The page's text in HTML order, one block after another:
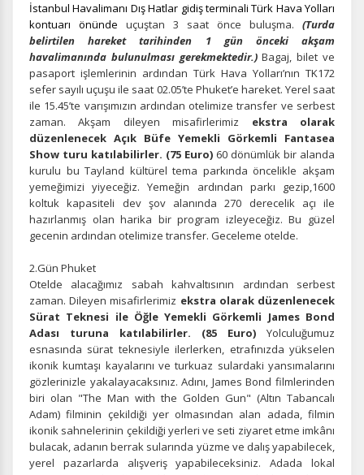
İstanbul Havalimanı Dış Hatlar gidiş terminali Türk Hava Yolları
kontuarı önünde uçuştan 3 saat önce buluşma.
(Turda
belirtilen hareket tarihinden 1 gün önceki akşam
havalimanında bulunulması gerekmektedir.) Bagaj, bilet ve
pasaport işlemlerinin ardından Türk Hava Yolları’nın TK172
sefer sayılı uçuşu ile saat 02.05’te Phuket’e hareket. Yerel saat
ile 15.45’te varışımızın ardından otelimize transfer ve serbest
zaman.Akşam dileyen misafirlerimiz ekstra olarak
düzenlenecek Açık Büfe Yemekli Görkemli Fantasea
Show turu katılabilirler. (75 Euro) 60 dönümlük bir alanda
kurulu bu Tayland kültürel tema parkında öncelikle akşam
yemeğimizi yiyeceğiz. Yemeğin ardından parkı gezip,1600
koltuk kapasiteli dev şov alanında 270 derecelik açı ile
hazırlanmış olan harika bir program izleyeceğiz. Bu güzel
gecenin ardından otelimize transfer. Geceleme otelde.
2.Gün Phuket
Otelde alacağımız sabah kahvaltısının ardından serbest
zaman. Dileyen misafirlerimiz ekstra olarak düzenlenecek
Sürat Teknesi ile Öğle Yemekli Görkemli James Bond
Adası turuna katılabilirler. (85 Euro) Yolculuğumuz
esnasında sürat teknesiyle ilerlerken, etrafınızda yükselen
ikonik kumtaşı kayalarını ve turkuaz sulardaki yansımalarını
gözlerinizle yakalayacaksınız. Adını, James Bond filmlerinden
biri olan "The Man with the Golden Gun" (Altın Tabancalı
Adam) filminin çekildiği yer olmasından alan adada, filmin
ikonik sahnelerinin çekildiği yerleri ve seti ziyaret etme imkânı
bulacak, adanın berrak sularında yüzme ve dalış yapabilecek,
yerel pazarlarda alışveriş yapabileceksiniz. Adada lokal